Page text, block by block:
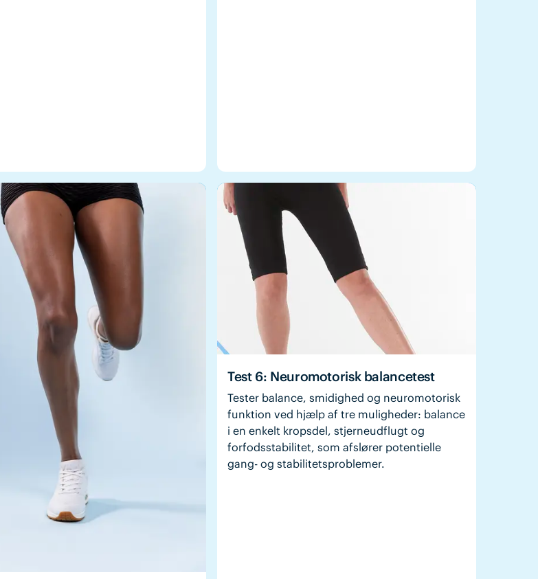
Test 6: Neuromotorisk balancetest
Tester balance, smidighed og neuromotorisk
funktion ved hjælp af tre muligheder: balance
i en enkelt kropsdel, stjerneudflugt og
forfodsstabilitet, som afslører potentielle
gang- og stabilitetsproblemer.